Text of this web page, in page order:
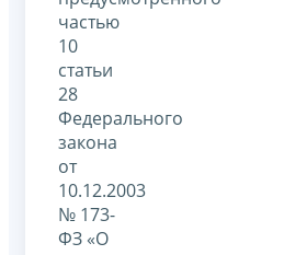
частью
10
статьи
28
Федерального
закона
от
10.12.2003
№ 173-
ФЗ «О